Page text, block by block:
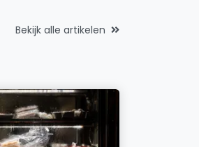
Bekijk alle artikelen